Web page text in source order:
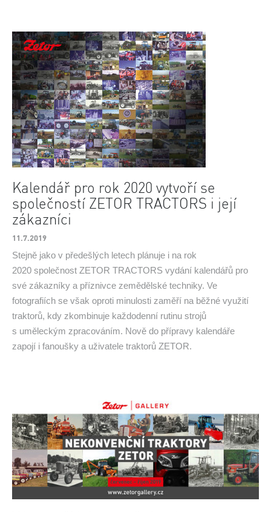
Kalendář pro rok 2020 vytvoří se
společností ZETOR TRACTORS i její
zákazníci
11.7.2019
Stejně jako v předešlých letech plánuje i na rok
2020 společnost ZETOR TRACTORS vydání kalendářů pro
své zákazníky a příznivce zemědělské techniky. Ve
fotografiích se však oproti minulosti zaměří na běžné využití
traktorů, kdy zkombinuje každodenní rutinu strojů
s uměleckým zpracováním. Nově do přípravy kalendáře
zapojí i fanoušky a uživatele traktorů ZETOR.